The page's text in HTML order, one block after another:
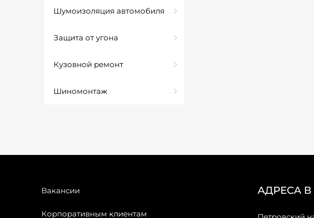
Шумоизоляция автомобиля
Защита от угона
Кузовной ремонт
Шиномонтаж
Вакансии
Корпоративным клиентам
АДРЕСА В